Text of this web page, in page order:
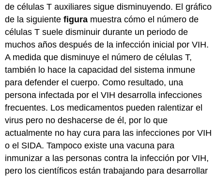
de células T auxiliares sigue disminuyendo. El gráfico
de la siguientefigura muestra cómo el número de
células T suele disminuir durante un periodo de
muchos años después de la infección inicial por VIH.
A medida que disminuye el número de células T,
también lo hace la capacidad del sistema inmune
para defender el cuerpo. Como resultado, una
persona infectada por el VIH desarrolla infecciones
frecuentes. Los medicamentos pueden ralentizar el
virus pero no deshacerse de él, por lo que
actualmente no hay cura para las infecciones por VIH
o el SIDA. Tampoco existe una vacuna para
inmunizar a las personas contra la infección por VIH,
pero los científicos están trabajando para desarrollar